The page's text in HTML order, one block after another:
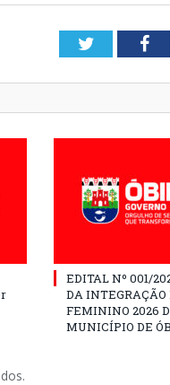
Twitter
EDITAL Nº 001/
DA INTEGRAÇÃO
FEMININO 2026
MUNICÍPIO DE